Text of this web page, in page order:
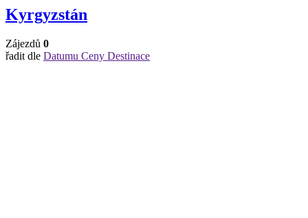
Kyrgyzstán
Zájezdů 0
řadit dle Datumu Ceny Destinace